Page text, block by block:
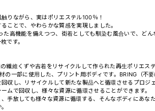
りながら、実はポリエステル100％！
ことで、やわらかな質感を実現しました。
た高機能を備えつつ、街着としても馴染む風合いで、どん
です。
繊維くずや古着をリサイクルして作られた再生ポリエス
の一部に使用した、プリント用ボディです。BRING（不
収し、リサイクルして新たな製品へと循環させるプロジ
ムで回収し、様々な資源に循環させることができます。
手放しても様々な資源に循環する、そんなボディにあな